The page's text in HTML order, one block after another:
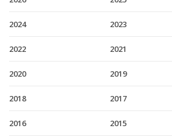
2024 2023
2022 2021
2020 2019
2018 2017
2016 2015